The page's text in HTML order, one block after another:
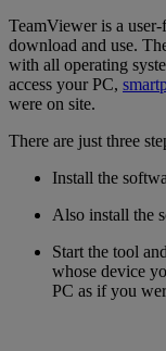
TeamViewer is a
download and use.
with all operating
access your PC,
were on site.
There are just three
Install the
Also install the
Start the tool
whose device
PC as if you